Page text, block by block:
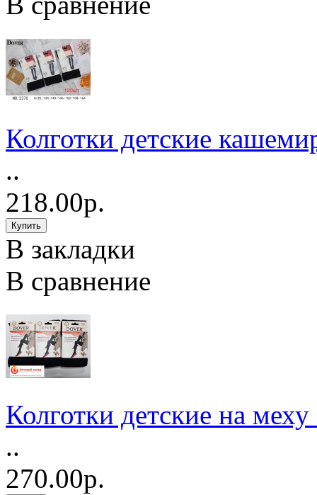
Колготки детские
..
218.00р.
В закладки
В сравнение
Колготки детские на
..
270.00р.